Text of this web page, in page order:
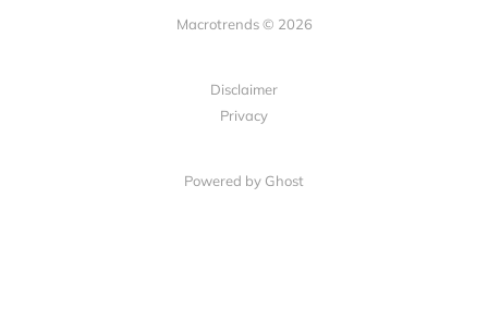
Macrotrends © 2026
Disclaimer
Privacy
Powered by Ghost